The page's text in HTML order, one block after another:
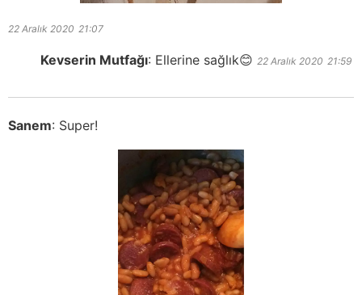
22 Aralık 2020 21:07
Kevserin Mutfağı: Ellerine sağlık😊 22 Aralık 2020 21:59
Sanem: Super!